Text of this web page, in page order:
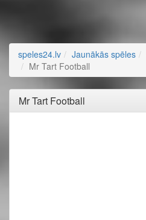
speles24.lv Jaunākās spēles
Mr Tart Football
Mr Tart Football